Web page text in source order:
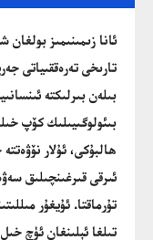
ئانا زىمىنىمىز بولغان
تارىخى تەرەققىياتى
بىلەن بىرلىكتە
بىئولوگىيىلىك كۆپ
ھالبۇكى، ئۇلار
ئىرقى قىرغىنچىلىق
تۇرماقتا. ئۇيغۇر
تىلغا ئېلىنغان ئۈچ